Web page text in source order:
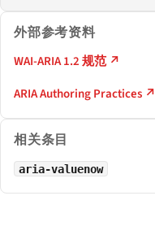
外部参考资料
WAI-ARIA 1.2 规范 ↗
ARIA Authoring Practices ↗
相关条目
aria-valuenow